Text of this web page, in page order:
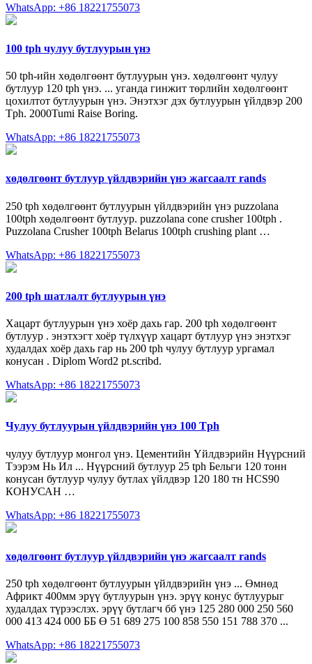
WhatsApp: +86 18221755073
100 tph чулуу бутлуурын үнэ
50 tph-ийн хөдөлгөөнт бутлуурын үнэ. хөдөлгөөнт чулуу
бутлуур 120 tph үнэ. ... уганда гинжит төрлийн хөдөлгөөнт
цохилтот бутлуурын үнэ. Энэтхэг дэх бутлуурын үйлдвэр 200
Tph. 2000Tumi Raise Boring.
WhatsApp: +86 18221755073
хөдөлгөөнт бутлуур үйлдвэрийн үнэ жагсаалт rands
250 tph хөдөлгөөнт бутлуурын үйлдвэрийн үнэ puzzolana
100tph хөдөлгөөнт бутлуур. puzzolana cone crusher 100tph .
Puzzolana Crusher 100tph Belarus 100tph crushing plant …
WhatsApp: +86 18221755073
200 tph шатлалт бутлуурын үнэ
Хацарт бутлуурын үнэ хоёр дахь гар. 200 tph хөдөлгөөнт
бутлуур . энэтхэгт хоёр түлхүүр хацарт бутлуур үнэ энэтхэг
худалдах хоёр дахь гар нь 200 tph чулуу бутлуур ургамал
конусан . Diplom Word2 pt.scribd.
WhatsApp: +86 18221755073
Чулуу бутлуурын үйлдвэрийн үнэ 100 Tph
чулуу бутлуур монгол үнэ. Цементийн Үйлдвэрийн Нүүрсний
Тээрэм Нь Ил ... Нүүрсний бутлуур 25 tph Бельги 120 тонн
конусан бутлуур чулуу бутлах үйлдвэр 120 180 тн HCS90
КОНУСАН …
WhatsApp: +86 18221755073
хөдөлгөөнт бутлуур үйлдвэрийн үнэ жагсаалт rands
250 tph хөдөлгөөнт бутлуурын үйлдвэрийн үнэ ... Өмнөд
Африкт 400мм эрүү бутлуурын үнэ. эрүү конус бутлуурыг
худалдах түрээслэх. эрүү бутлагч бб үнэ 125 280 000 250 560
000 413 424 000 ББ Ө 51 689 275 100 858 550 151 788 370 ...
WhatsApp: +86 18221755073